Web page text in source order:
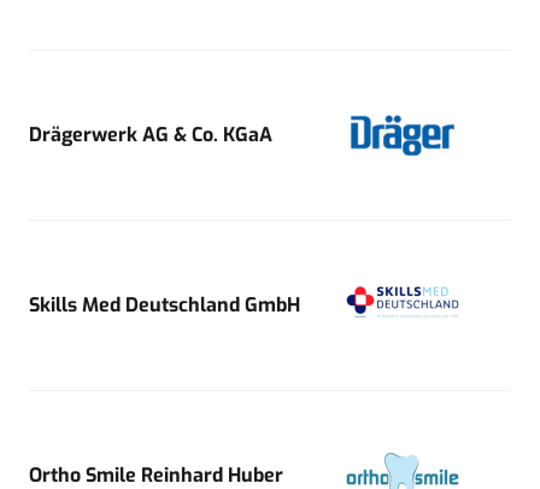
Drägerwerk AG & Co. KGaA
Skills Med Deutschland GmbH
Ortho Smile Reinhard Huber